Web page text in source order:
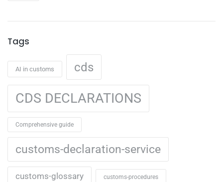
Tags
AI in customs cds
CDS DECLARATIONS
Comprehensive guide
customs-declaration-service
customs-glossary customs-procedures